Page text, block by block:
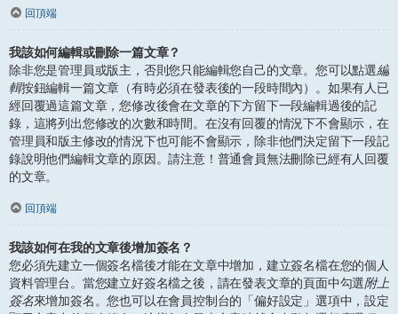
回頂端
我該如何編輯或刪除一篇文章？
除非您是管理員或版主，否則您只能編輯您自己的文章。您可以點選編
輯按鈕編輯一篇文章（有時必須在發表後的一段時間內）。如果有人已
經回覆過這篇文章，您修改後會在文章的下方留下一段編輯過後的記
錄，這將列出您修改的次數和時間。在沒有回覆的情況下不會顯示，在
管理員和版主修改的情況下也可能不會顯示，除非他們決定留下一段記
錄說明他們編輯文章的原因。請注意！普通會員無法刪除已經有人回覆
的文章。
回頂端
我該如何在我的文章後增加簽名？
您必須先建立一個簽名檔後才能在文章中增加，建立簽名檔在您的個人
資料管理台。當您建立好簽名檔之後，請在發表文章的頁面中勾選附上
簽名來增加簽名。您也可以在會員控制台的「偏好設定」選項中，設定